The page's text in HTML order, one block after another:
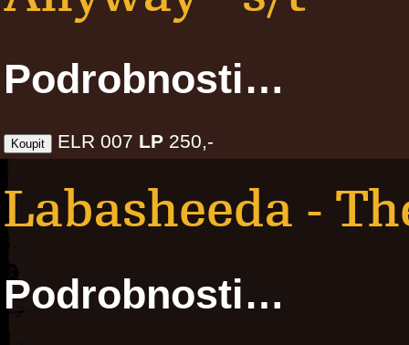
Podrobnosti…
ELR 007 LP 250,-
Labasheeda -
Podrobnosti…